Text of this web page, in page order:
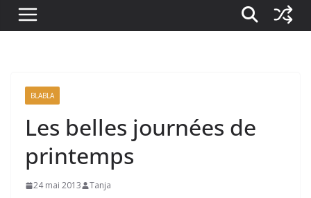
BLABLA
Les belles journées de
printemps
24 mai 2013 Tanja